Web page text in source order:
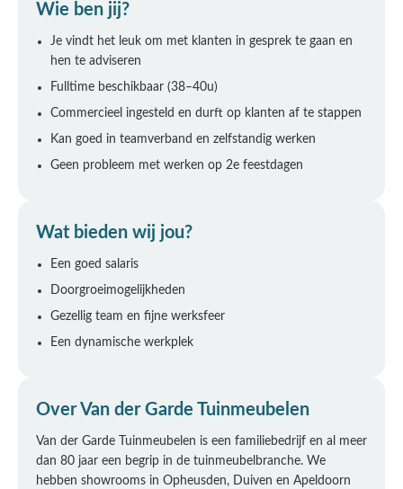
Wie ben jij?
Je vindt het leuk om met klanten in gesprek te gaan en
hen te adviseren
Fulltime beschikbaar (38–40u)
Commercieel ingesteld en durft op klanten af te stappen
Kan goed in teamverband en zelfstandig werken
Geen probleem met werken op 2e feestdagen
Wat bieden wij jou?
Een goed salaris
Doorgroeimogelijkheden
Gezellig team en fijne werksfeer
Een dynamische werkplek
Over Van der Garde Tuinmeubelen
Van der Garde Tuinmeubelen is een familiebedrijf en al meer
dan 80 jaar een begrip in de tuinmeubelbranche. We
hebben showrooms in Opheusden, Duiven en Apeldoorn